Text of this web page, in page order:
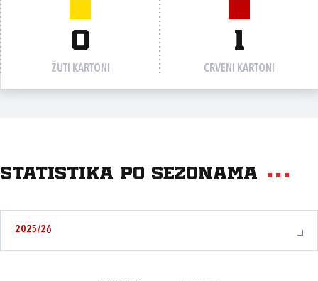
0
ŽUTI KARTONI
1
CRVENI KARTONI
Statistika po sezonama
2025/26